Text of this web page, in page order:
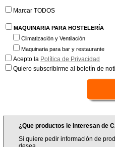
Marcar TODOS
MAQUINARIA PARA HOSTELERÍA
Climatización y Ventilación
Maquinaria para bar y restaurante
Acepto la Política de Privacidad
Quiero subscribirme al boletín de
¿Que productos le interesan de
Si quiere pedir información de